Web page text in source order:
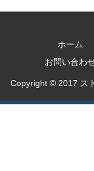
ホーム
お問い合わ
Copyright © 2017 ス